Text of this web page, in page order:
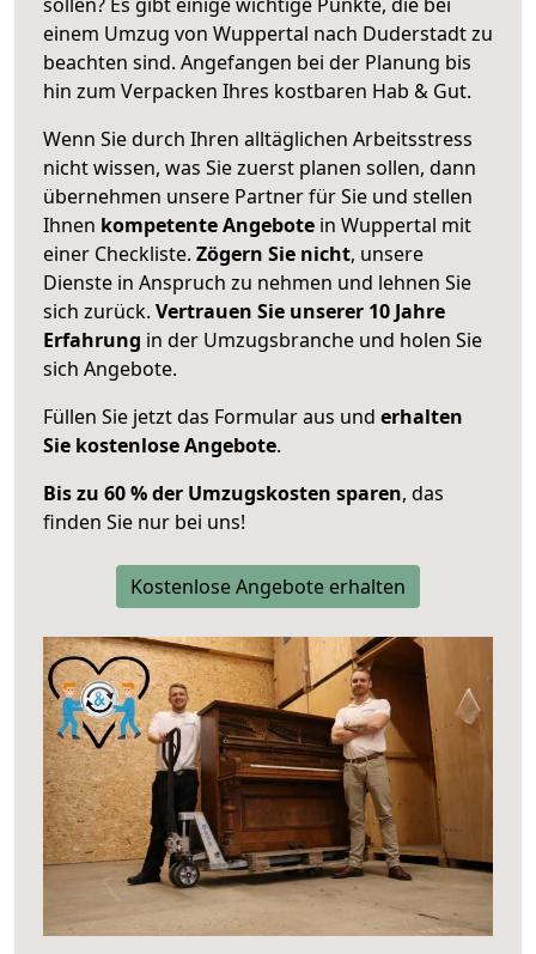
einem Umzug von Wuppertal nach Duderstadt zu
beachten sind. Angefangen bei der Planung bis
hin zum Verpacken Ihres kostbaren Hab & Gut.
Wenn Sie durch Ihren alltäglichen Arbeitsstress
nicht wissen, was Sie zuerst planen sollen, dann
übernehmen unsere Partner für Sie und stellen
Ihnen kompetente Angebote in Wuppertal mit
einer Checkliste. Zögern Sie nicht, unsere
Dienste in Anspruch zu nehmen und lehnen Sie
sich zurück. Vertrauen Sie unserer 10 Jahre
Erfahrung in der Umzugsbranche und holen Sie
sich Angebote.
Füllen Sie jetzt das Formular aus und erhalten
Sie kostenlose Angebote.
Bis zu 60 % der Umzugskosten sparen, das
finden Sie nur bei uns!
Kostenlose Angebote erhalten